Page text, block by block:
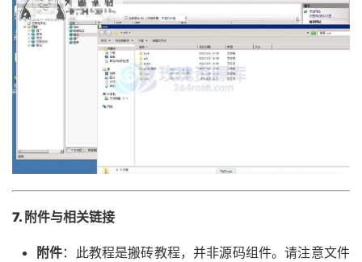
7. 附件与相关链接
附件：此教程是搬砖教程，并非源码组件。请注意文件